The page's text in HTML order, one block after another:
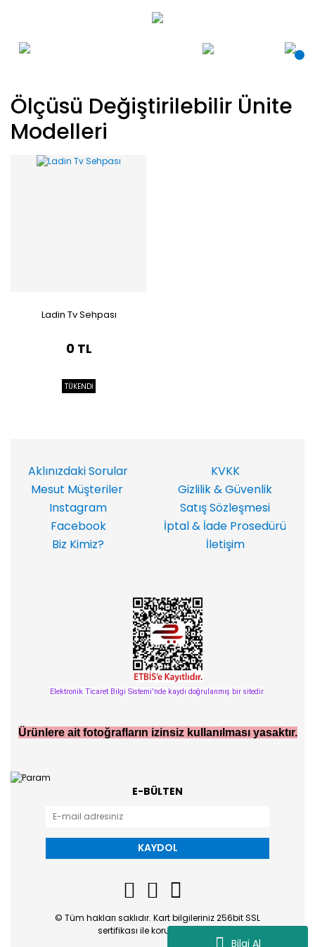
Bilgi Al
Ölçüsü Değiştirilebilir Ünite
Modelleri
Ladin Tv Sehpası
0 TL
TÜKENDİ
Aklınızdaki Sorular
KVKK
Mesut Müşteriler
Gizlilik & Güvenlik
Instagram
Satış Sözleşmesi
Facebook
İptal & İade Prosedürü
Biz Kimiz?
İletişim
Elektronik Ticaret Bilgi Sistemi'nde kaydı doğrulanmış bir sitedir.
Ürünlere ait fotoğrafların izinsiz kullanılması yasaktır.
E-BÜLTEN
KAYDOL
© Tüm hakları saklıdır. Kart bilgileriniz 256bit SSL
sertifikası ile korunmaktadır.